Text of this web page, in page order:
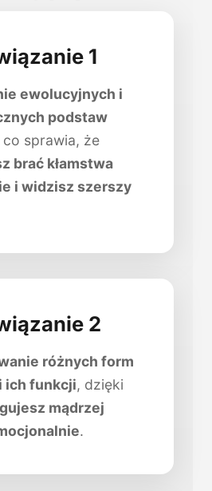
1
ewolucyjnych i
podstaw
co sprawia, że
brać kłamstwa
i widzisz szerszy
2
różnych form
ich funkcji, dzięki
mądrzej
.